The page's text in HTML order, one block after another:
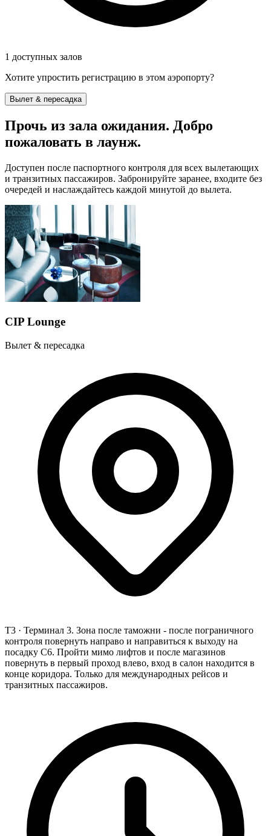
1 доступных залов
Хотите упростить регистрацию в этом аэропорту?
Вылет & пересадка
Прочь из зала ожидания. Добро
пожаловать в лаунж.
Доступен после паспортного контроля для всех вылетающих
и транзитных пассажиров. Забронируйте заранее, входите без
очередей и наслаждайтесь каждой минутой до вылета.
CIP Lounge
Вылет & пересадка
T3 · Терминал 3. Зона после таможни - после пограничного
контроля повернуть направо и направиться к выходу на
посадку C6. Пройти мимо лифтов и после магазинов
повернуть в первый проход влево, вход в салон находится в
конце коридора. Только для международных рейсов и
транзитных пассажиров.